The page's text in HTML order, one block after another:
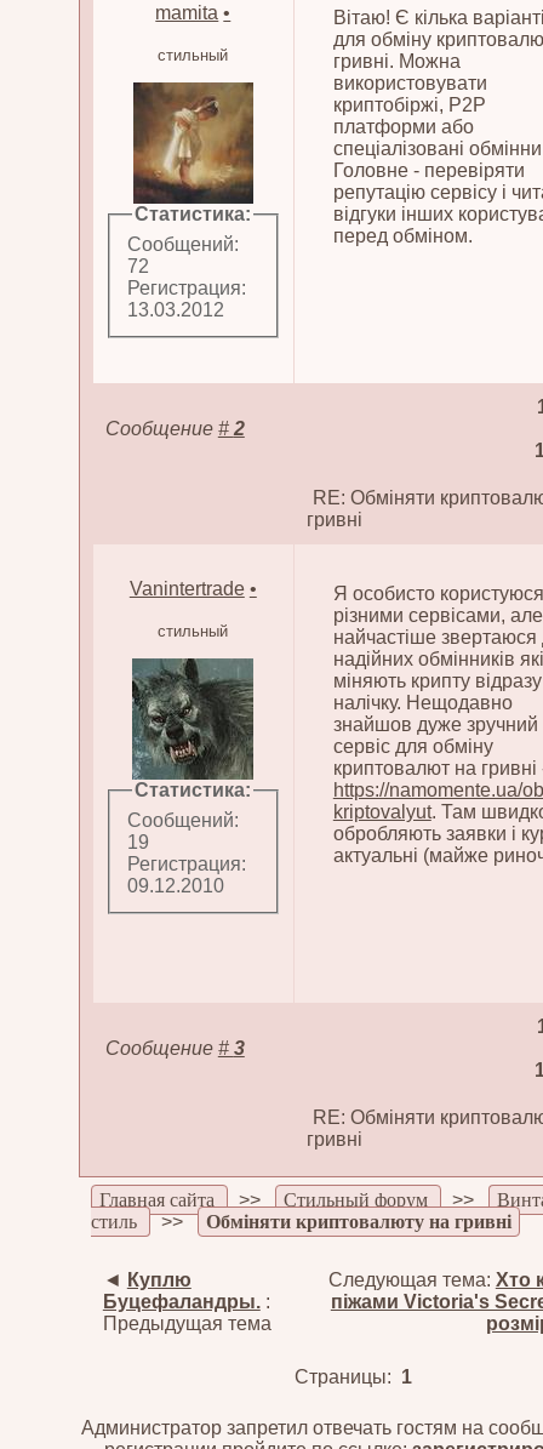
mamita •
стильный
Статистика:
Сообщений:
72
Регистрация:
13.03.2012
Вітаю! Є кілька
для обміну
гривні. Можна
використовувати
криптобіржі, P2P
платформи або
спеціалізовані
Головне - перевіряти
репутацію сервісу і
відгуки інших
перед обміном.
Сообщение # 2
RE: Обміняти
гривні
Vanintertrade •
стильный
Статистика:
Сообщений:
19
Регистрация:
09.12.2010
Я особисто користуюся
різними сервісами, але
найчастіше звертаюся
надійних обмінників які
міняють крипту
налічку. Нещодавно
знайшов дуже зручний
сервіс для обміну
криптовалют на гривні
https://namomente.ua/
kriptovalyut. Там
обробляють заявки і
актуальні (майже
Сообщение # 3
RE: Обміняти
гривні
Главная сайта >> Стильный форум >>
стиль
>> Обміняти криптовалюту на гривні
◄ Куплю
Буцефаландры.:
Предыдущая тема
Следующая тема: Хто
піжами Victoria's
Страницы: 1
Администратор запретил отвечать гостям на